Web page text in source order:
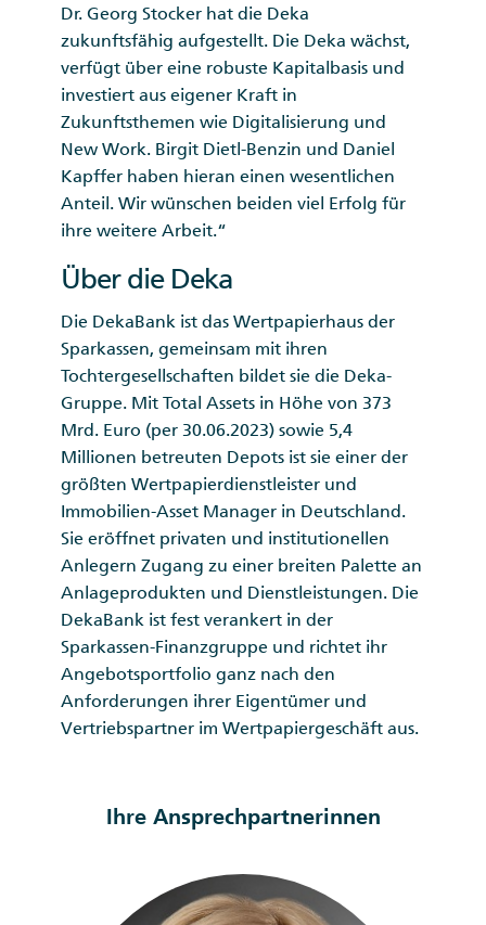
Dr. Georg Stocker hat die Deka
zukunftsfähig aufgestellt. Die Deka wächst,
verfügt über eine robuste Kapitalbasis und
investiert aus eigener Kraft in
Zukunftsthemen wie Digitalisierung und
New Work. Birgit Dietl-Benzin und Daniel
Kapffer haben hieran einen wesentlichen
Anteil. Wir wünschen beiden viel Erfolg für
ihre weitere Arbeit.“
Über die Deka
Die DekaBank ist das Wertpapierhaus der
Sparkassen, gemeinsam mit ihren
Tochtergesellschaften bildet sie die Deka-
Gruppe. Mit Total Assets in Höhe von 373
Mrd. Euro (per 30.06.2023) sowie 5,4
Millionen betreuten Depots ist sie einer der
größten Wertpapierdienstleister und
Immobilien-Asset Manager in Deutschland.
Sie eröffnet privaten und institutionellen
Anlegern Zugang zu einer breiten Palette an
Anlageprodukten und Dienstleistungen. Die
DekaBank ist fest verankert in der
Sparkassen-Finanzgruppe und richtet ihr
Angebotsportfolio ganz nach den
Anforderungen ihrer Eigentümer und
Vertriebspartner im Wertpapier­geschäft aus.
Ihre Ansprechpartnerinnen